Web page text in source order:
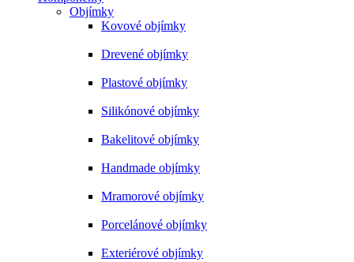
Objímky
Kovové objímky
Drevené objímky
Plastové objímky
Silikónové objímky
Bakelitové objímky
Handmade objímky
Mramorové objímky
Porcelánové objímky
Exteriérové objímky